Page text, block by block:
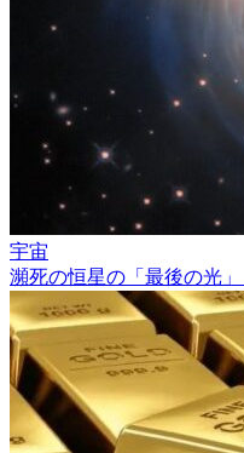
宇宙
瀕死の恒星の「最後の光